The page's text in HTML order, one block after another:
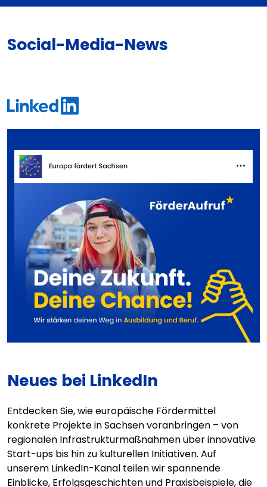
Social-Media-News
Neues bei LinkedIn
Entdecken Sie, wie europäische Fördermittel
konkrete Projekte in Sachsen voranbringen – von
regionalen Infrastrukturmaßnahmen über innovative
Start-ups bis hin zu kulturellen Initiativen. Auf
unserem LinkedIn-Kanal teilen wir spannende
Einblicke, Erfolgsgeschichten und Praxisbeispiele, die